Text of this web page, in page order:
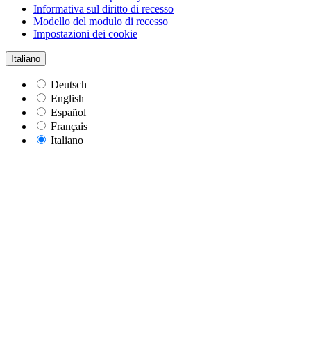
Informativa sul diritto di recesso
Modello del modulo di recesso
Impostazioni dei cookie
Italiano
Deutsch
English
Español
Français
Italiano